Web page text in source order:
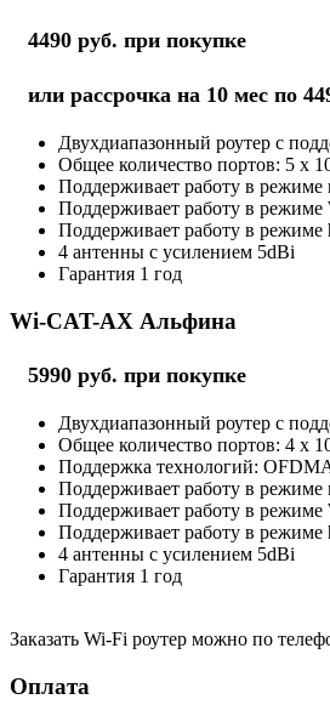
4490 руб. при покупке
или рассрочка на 10 мес по
Двухдиапазонный роутер с
Общее количество портов: 5 х
Поддерживает работу в
Поддерживает работу в режиме
Поддерживает работу в режиме
4 антенны с усилением 5dBi
Гарантия 1 год
Wi-CAT-AX Альфина
5990 руб. при покупке
Двухдиапазонный роутер с
Общее количество портов: 4 х
Поддержка технологий:
Поддерживает работу в
Поддерживает работу в режиме
Поддерживает работу в режиме
4 антенны с усилением 5dBi
Гарантия 1 год
Заказать Wi-Fi роутер можно по
Оплата